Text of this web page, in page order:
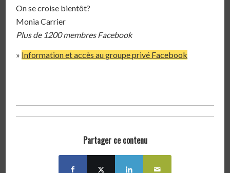
On se croise bientôt?
Monia Carrier
Plus de 1200 membres Facebook
» Information et accès au groupe privé Facebook
Partager ce contenu